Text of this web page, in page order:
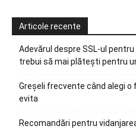
Articole recente
Adevărul despre SSL-ul
trebui să mai plătești pentru
Greșeli frecvente când alegi o
evita
Recomandări pentru